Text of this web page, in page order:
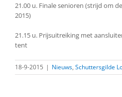
21.00 u. Finale senioren (strijd om
2015)
21.15 u. Prijsuitreiking met
tent
18-9-2015 | Nieuws, Schuttersgilde